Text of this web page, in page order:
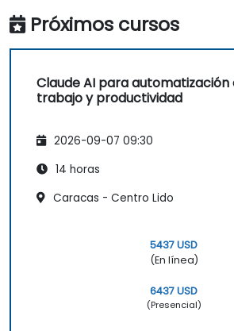
Próximos cursos
Claude AI para automatización
trabajo y productividad
2026-09-07 09:30
14 horas
Caracas - Centro Lido
5437 USD
(En línea)
6437 USD
(Presencial)